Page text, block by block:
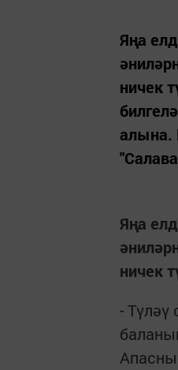
Яңа
ничек
алына.
Яңа
ничек
- Түләү